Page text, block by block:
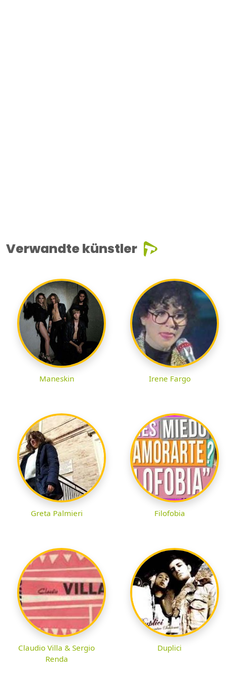
Verwandte künstler
Maneskin Irene Fargo
Greta Palmieri Filofobia
Claudio Villa & Sergio
Renda
Duplici